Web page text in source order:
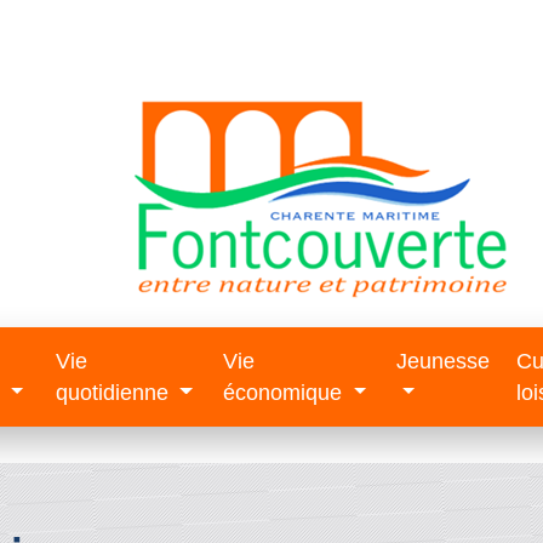
Vie
quotidienne
Vie
économique
Jeunesse